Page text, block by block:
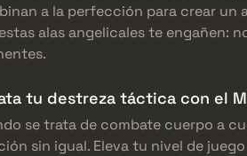
a la perfección para crear un
alas angelicales te engañen:
tu destreza táctica con el
se trata de combate cuerpo a
sin igual. Eleva tu nivel de